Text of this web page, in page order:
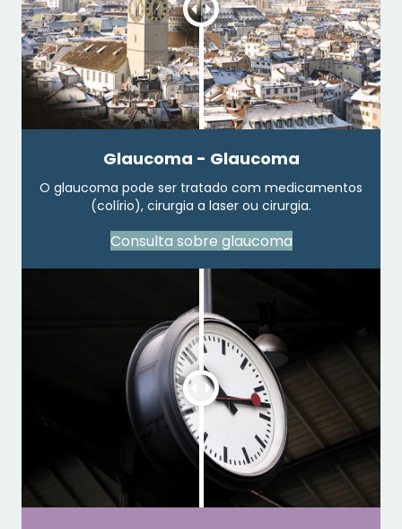
Glaucoma - Glaucoma
O glaucoma pode ser tratado com medicamentos
(colírio), cirurgia a laser ou cirurgia.
Consulta sobre glaucoma